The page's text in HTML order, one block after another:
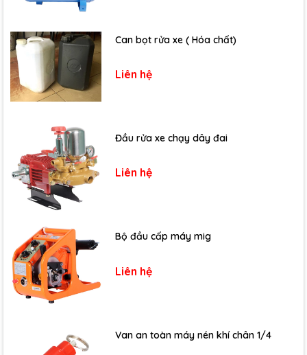
Can bọt rửa xe ( Hóa chất)
Liên hệ
Đầu rửa xe chạy dây đai
Liên hệ
Bộ đầu cấp máy mig
Liên hệ
Van an toàn máy nén khí chân 1/4